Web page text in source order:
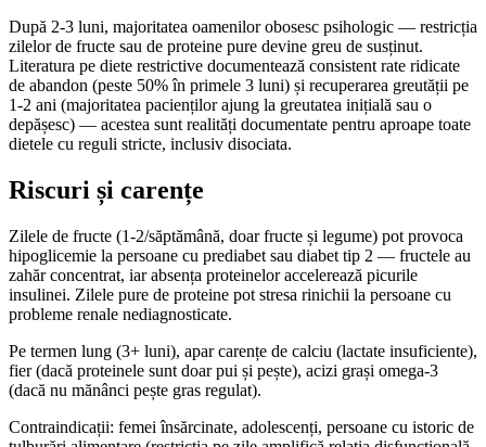
După 2-3 luni, majoritatea oamenilor obosesc psihologic — restricția
zilelor de fructe sau de proteine pure devine greu de susținut.
Literatura pe diete restrictive documentează consistent rate ridicate
de abandon (peste 50% în primele 3 luni) și recuperarea greutății pe
1-2 ani (majoritatea pacienților ajung la greutatea inițială sau o
depășesc) — acestea sunt realități documentate pentru aproape toate
dietele cu reguli stricte, inclusiv disociata.
Riscuri și carențe
Zilele de fructe (1-2/săptămână, doar fructe și legume) pot provoca
hipoglicemie la persoane cu prediabet sau diabet tip 2 — fructele au
zahăr concentrat, iar absența proteinelor accelerează picurile
insulinei. Zilele pure de proteine pot stresa rinichii la persoane cu
probleme renale nediagnosticate.
Pe termen lung (3+ luni), apar carențe de calciu (lactate insuficiente),
fier (dacă proteinele sunt doar pui și pește), acizi grași omega-3
(dacă nu mănânci pește gras regulat).
Contraindicații: femei însărcinate, adolescenți, persoane cu istoric de